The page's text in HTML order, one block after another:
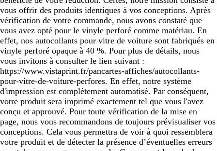
vous offrir des produits identiques à vos conceptions. Après
vérification de votre commande, nous avons constaté que
vous avez opté pour le vinyle perforé comme matériau. En
effet, nos autocollants pour vitre de voiture sont fabriqués en
vinyle perforé opaque à 40 %. Pour plus de détails, nous
vous invitons à consulter le lien suivant :
https://www.vistaprint.fr/pancartes-affiches/autocollants-
pour-vitre-de-voiture-perfores. En effet, notre système
d'impression est complètement automatisé. Par conséquent,
votre produit sera imprimé exactement tel que vous l'avez
conçu et approuvé. Pour toute vérification de la mise en
page, nous vous recommandons de toujours prévisualiser vos
conceptions. Cela vous permettra de voir à quoi ressemblera
votre produit et de détecter la présence d’éventuelles erreurs